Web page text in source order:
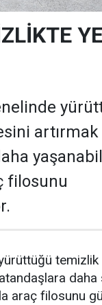
artırmak
filosunu
temizlik
daha
araç filosunu